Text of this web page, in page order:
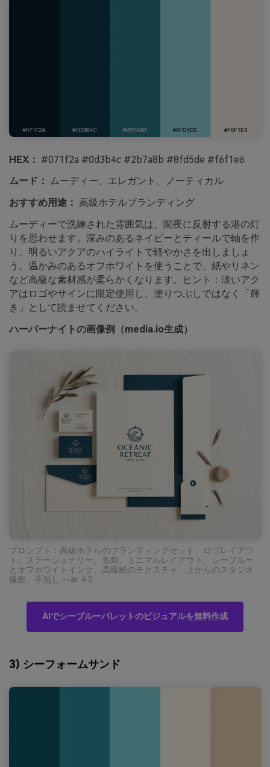
HEX： #071f2a #0d3b4c #2b7a8b #8fd5de #f6f1e6
ムード： ムーディー、エレガント、ノーティカル
おすすめ用途： 高級ホテルブランディング
ムーディーで洗練された雰囲気は、闇夜に反射する港の灯
りを思わせます。深みのあるネイビーとティールで軸を作
り、明るいアクアのハイライトで軽やかさを出しましょ
う。温かみのあるオフホワイトを使うことで、紙やリネン
など高級な素材感が柔らかくなります。ヒント：淡いアク
アはロゴやサインに限定使用し、塗りつぶしではなく「輝
き」として読ませてください。
ハーバーナイトの画像例（media.io生成）
プロンプト：高級ホテルのブランディングセット、ロゴレイアウ
ト、ステーショナリー、名刺、ミニマルレイアウト、シーブルー
とオフホワイトインク、高級紙のテクスチャ、上からのスタジオ
撮影、手無し --ar 4:3
AIでシーブルーパレットのビジュアルを無料作成
3) シーフォームサンド